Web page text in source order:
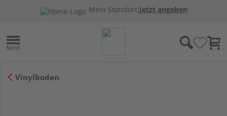
Mein Standort:Jetzt angeben
Vinylboden